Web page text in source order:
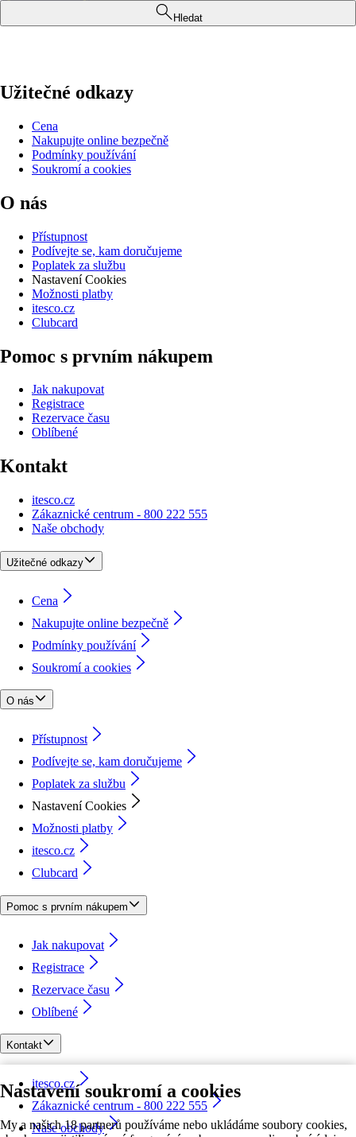
Nastavení soukromí a cookies
My a našich 18 partnerů používáme nebo ukládáme soubory cookies,
Hledat
Užitečné odkazy
Cena
Nakupujte online bezpečně
Podmínky používání
Soukromí a cookies
O nás
Přístupnost
Podívejte se, kam doručujeme
Poplatek za službu
Nastavení Cookies
Možnosti platby
itesco.cz
Clubcard
Pomoc s prvním nákupem
Jak nakupovat
Registrace
Rezervace času
Oblíbené
Kontakt
itesco.cz
Zákaznické centrum - 800 222 555
Naše obchody
Užitečné odkazy
Cena
Nakupujte online bezpečně
Podmínky používání
Soukromí a cookies
O nás
Přístupnost
Podívejte se, kam doručujeme
Poplatek za službu
Nastavení Cookies
Možnosti platby
itesco.cz
Clubcard
Pomoc s prvním nákupem
Jak nakupovat
Registrace
Rezervace času
Oblíbené
Kontakt
itesco.cz
Zákaznické centrum - 800 222 555
Naše obchody